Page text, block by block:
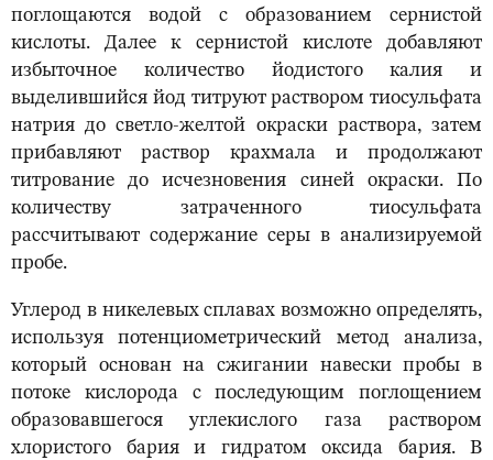
поглощаются водой с образованием сернистой
кислоты. Далее к сернистой кислоте добавляют
избыточное количество йодистого калия и
выделившийся йод титруют раствором тиосульфата
натрия до светло-желтой окраски раствора, затем
прибавляют раствор крахмала и продолжают
титрование до исчезновения синей окраски. По
количеству затраченного тиосульфата
рассчитывают содержание серы в анализируемой
пробе.
Углерод в никелевых сплавах возможно определять,
используя потенциометрический метод анализа,
который основан на сжигании навески пробы в
потоке кислорода с последующим поглощением
образовавшегося углекислого газа раствором
хлористого бария и гидратом оксида бария. В